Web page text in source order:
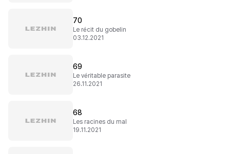
70
Le récit du gobelin
03.12.2021
69
Le véritable parasite
26.11.2021
68
Les racines du mal
19.11.2021